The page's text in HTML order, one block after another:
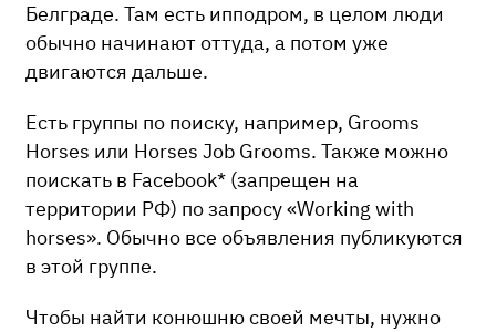
Белграде. Там есть ипподром, в целом люди
обычно начинают оттуда, а потом уже
двигаются дальше.
Есть группы по поиску, например, Grooms
Horses или Horses Job Grooms. Также можно
поискать в Facebook* (запрещен на
территории РФ) по запросу «Working with
horses». Обычно все объявления публикуются
в этой группе.
Чтобы найти конюшню своей мечты, нужно